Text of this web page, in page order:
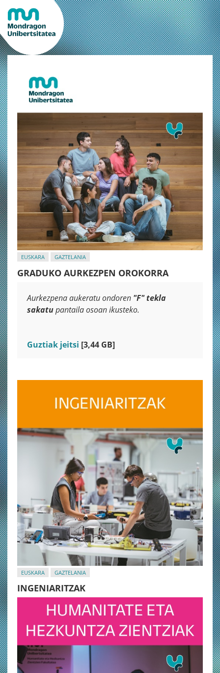
EUSKARA GAZTELANIA
GRADUKO AURKEZPEN OROKORRA
Aurkezpena aukeratu ondoren "F" tekla
sakatupantaila osoan ikusteko.
Guztiak jeitsi [3,44 GB]
EUSKARA GAZTELANIA
INGENIARITZAK